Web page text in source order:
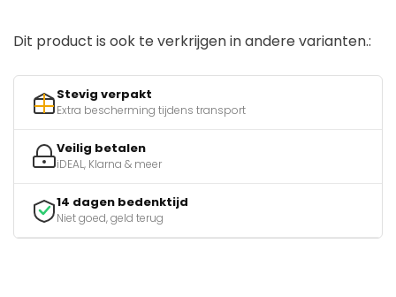
Dit product is ook te verkrijgen in andere varianten.:
Stevig verpakt
Extra bescherming tijdens transport
Veilig betalen
iDEAL, Klarna & meer
14 dagen bedenktijd
Niet goed, geld terug